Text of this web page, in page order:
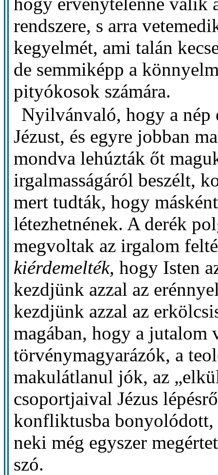
rendszere, s arra
kegyelmét, ami talán
de semmiképp a
pityókosok számára.
Nyilvánvaló, hogy a nép
Jézust, és egyre jobban
mondva lehúzták őt
irgalmasságáról beszélt,
mert tudták, hogy
létezhetnének. A derék
megvoltak az irgalom
kiérdemelték, hogy Isten
kezdjünk azzal az
kezdjünk azzal az
magában, hogy a jutalom
törvénymagyarázók, a
makulátlanul jók, az
csoportjaival Jézus
konfliktusba bonyolódott,
neki még egyszer
szó.